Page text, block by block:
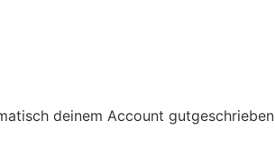
deinem Account gutgeschrieben